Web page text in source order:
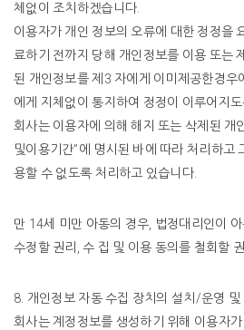
체없이 조치하겠습니다
이용자가 개인 정보의 오류에 대한 정정을
료하기 전까지 당해 개인정보를 이용 또는
된 개인정보를 제 3 자에게 이미제공한경우
에게
지체없이 통지하여 정정이 이루어지
회사는 이용자에 의해 해지 또는 삭제된 개
및이용기간”에 명시된 바에 따라 처리하고
용할 수 없도록 처리하고 있습니다
만 14세 미만 아동의 경우, 법정대리인이
수정할 권리, 수 집 및 이용 동의를 철회할
8. 개인정보 자동 수집 장치의 설치 /운영 및
회사는 계정정보를 생성하기 위해 이용자가